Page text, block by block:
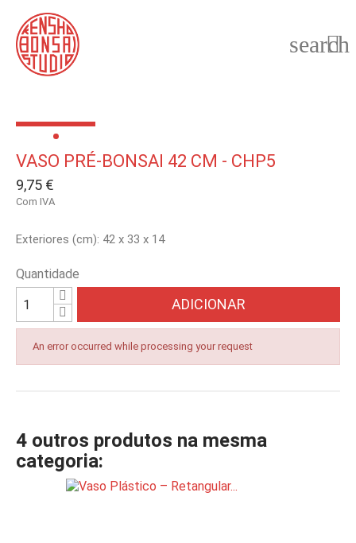

search
VASO PRÉ-BONSAI 42 CM - CHP5
9,75 €
Com IVA
Exteriores (cm): 42 x 33 x 14
Quantidade
ADICIONAR
An error occurred while processing your request
4 outros produtos na mesma
categoria: